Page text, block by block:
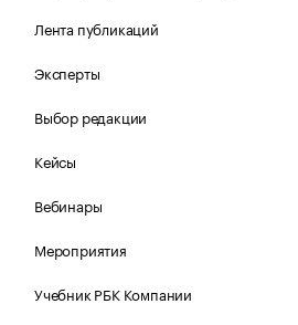
Лента публикаций
Эксперты
Выбор редакции
Кейсы
Вебинары
Мероприятия
Учебник РБК Компании